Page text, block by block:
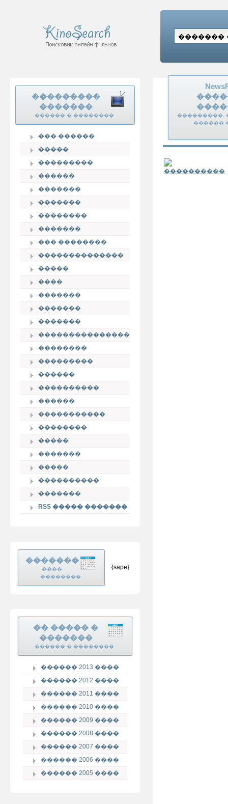
���������
�������
������ � ��������
��� ������
�����
���������
������
�������
�������
��������
�������
��� ��������
��������������
�����
����
�������
�������
�������
���������������
��������
���������
������
����������
������
�����������
��������
�����
�������
�����
����������
�������
RSS ����� �������
�������
����
��������
{sape}
�� ����� �
�������
������ � ��������
������ 2013 ����
������ 2012 ����
������ 2011 ����
������ 2010 ����
������ 2009 ����
������ 2008 ����
������ 2007 ����
������ 2006 ����
������ 2005 ����
���������,
������